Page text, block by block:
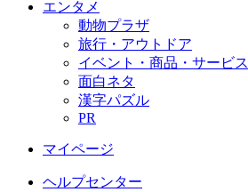
エンタメ
動物プラザ
旅行・アウトドア
イベント・商品・サービス
面白ネタ
漢字パズル
PR
マイページ
ヘルプセンター